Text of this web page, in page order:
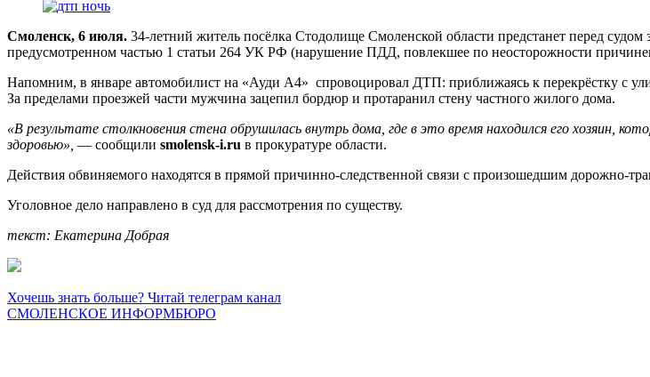
Смоленск, 6 июля. 34-летний житель посёлка Стодолище Смоленской области предстанет перед
предусмотренном частью 1 статьи 264 УК РФ (нарушение ПДД, повлекшее по неосторожности
Напомним, в январе автомобилист на «Ауди А4» спровоцировал ДТП: приближаясь к перекрёстку с
За пределами проезжей части мужчина зацепил бордюр и протаранил стену частного жилого дома.
«В результате столкновения стена обрушилась внутрь дома, где в это время находился его хозяин,
здоровью», — сообщили smolensk-i.ru в прокуратуре области.
Действия обвиняемого находятся в прямой причинно-следственной связи с произошедшим дорожно-
Уголовное дело направлено в суд для рассмотрения по существу.
текст: Екатерина Добрая
Хочешь знать больше? Читай телеграм канал
СМОЛЕНСКОЕ ИНФОРМБЮРО